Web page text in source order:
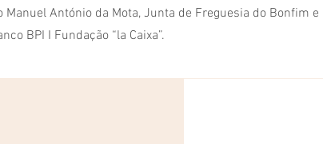
António da Mota, Junta de Freguesia do Bonfim e
BPI I Fundação “la Caixa”.